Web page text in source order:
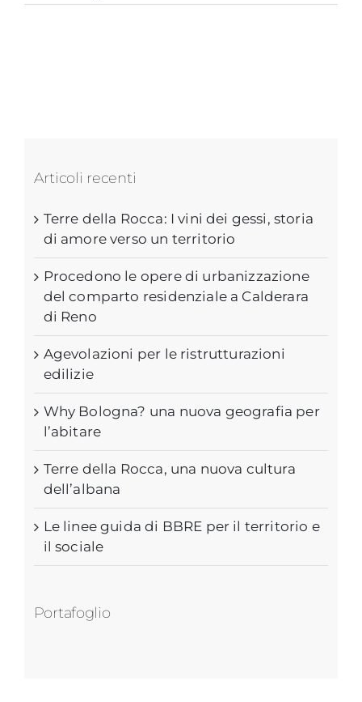
Articoli recenti
Terre della Rocca: I vini dei gessi, storia
di amore verso un territorio
Procedono le opere di urbanizzazione
del comparto residenziale a Calderara
di Reno
Agevolazioni per le ristrutturazioni
edilizie
Why Bologna? una nuova geografia per
l’abitare
Terre della Rocca, una nuova cultura
dell’albana
Le linee guida di BBRE per il territorio e
il sociale
Portafoglio